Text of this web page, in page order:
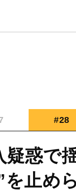
#28
疑惑で
を止め